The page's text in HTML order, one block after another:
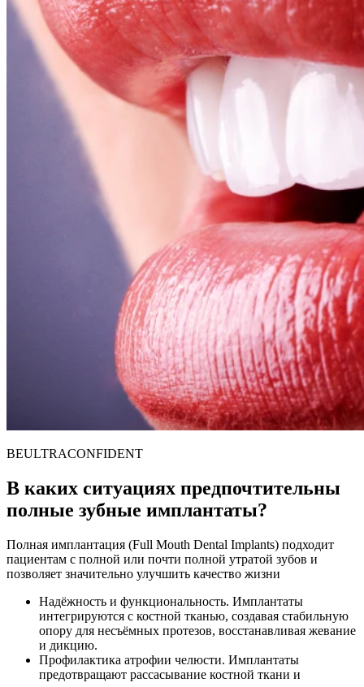
BEULTRACONFIDENT
В каких ситуациях предпочтительны
полные зубные имплантаты?
Полная имплантация (Full Mouth Dental Implants) подходит
пациентам с полной или почти полной утратой зубов и
позволяет значительно улучшить качество жизни
Надёжность и функциональность. Имплантаты
интегрируются с костной тканью, создавая стабильную
опору для несъёмных протезов, восстанавливая жевание
и дикцию.
Профилактика атрофии челюсти. Имплантаты
предотвращают рассасывание костной ткани и